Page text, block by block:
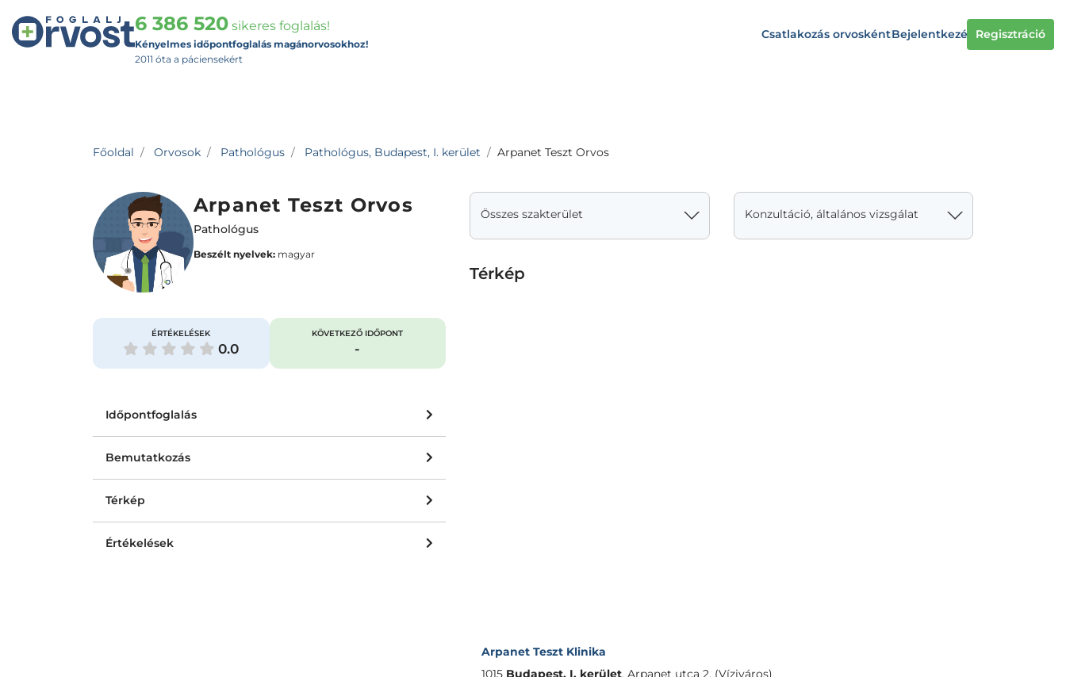
6 386 520 sikeres foglalás!
Kényelmes időpontfoglalás magánorvosokhoz!
2011 óta a páciensekért
Csatlakozás orvoskéntBejelentkezés Regisztráció
Főoldal Orvosok Pathológus Pathológus, Budapest, I. kerület Arpanet Teszt Orvos
Arpanet Teszt Orvos
Pathológus
Beszélt nyelvek: magyar
ÉRTÉKELÉSEK
0.0
KÖVETKEZŐ IDŐPONT
-
Időpontfoglalás
Bemutatkozás
Térkép
Értékelések
Összes szakterület Konzultáció, általános vizsgálat
Térkép
Arpanet Teszt Klinika
1015 Budapest, I. kerület, Arpanet utca 2. (Víziváros)